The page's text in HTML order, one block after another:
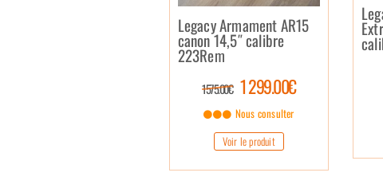
Legacy Armament AR15
canon 14,5″ calibre
223Rem
1 575.00€ 1 299.00€
Nous consulter
Voir le produit